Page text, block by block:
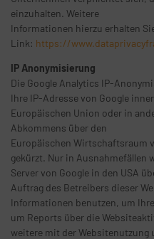
einzuhalten. Weitere
Informationen hierzu erhalten
Link: https://
IP Anonymisierung
Die Google Analytics IP-
Ihre IP-Adresse von Google
Europäischen Union oder in
Abkommens über den
Europäischen Wirtschaftsraum
gekürzt. Nur in Ausnahmefällen
Server von Google in den USA
Auftrag des Betreibers dieser
Informationen benutzen, um
um Reports über die
weitere mit der